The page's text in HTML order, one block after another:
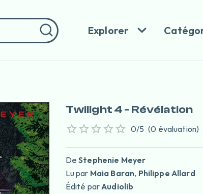
Explorer
Twilight 4 - Révélation
0/5 (0 évaluation)
DeStephenie Meyer
Lu par Maia Baran, Philippe Allard
Édité parAudiolib